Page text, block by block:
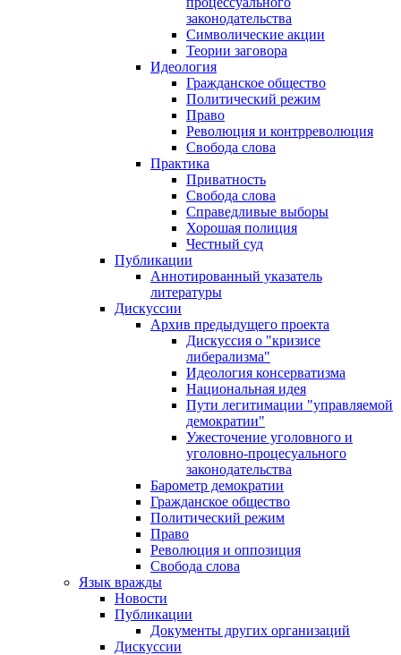
законодательства
Символические акции
Теории заговора
Идеология
Гражданское общество
Политический режим
Право
Революция и контрреволюция
Свобода слова
Практика
Приватность
Свобода слова
Справедливые выборы
Хорошая полиция
Честный суд
Публикации
Аннотированный указатель
литературы
Дискуссии
Архив предыдущего проекта
Дискуссия о "кризисе
либерализма"
Идеология консерватизма
Национальная идея
Пути легитимации "управляемой
демократии"
Ужесточение уголовного и
уголовно-процесуального
законодательства
Барометр демократии
Гражданское общество
Политический режим
Право
Революция и оппозиция
Свобода слова
Язык вражды
Новости
Публикации
Документы других организаций
Дискуссии